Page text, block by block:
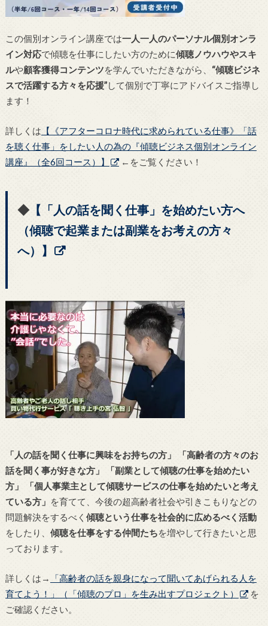
この個別オンライン講座では一人一人のパーソナル個別オンラ
イン対応で傾聴を仕事にしたい方のために傾聴ノウハウやスキ
ルや顧客獲得コンテンツを学んでいただきながら、 “傾聴ビジネ
スで活躍する方々を応援”して個別で丁寧にアドバイスご指導し
ます！
詳しくは 【《アフターコロナ時代に求められている仕事》「話
を聴く仕事」をしたい人の為の『傾聴ビジネス個別オンライン
講座』（全6回コース）】
←をご覧ください！
◆【「人の話を聞く仕事」を始めたい方へ
（傾聴で起業または副業をお考えの方々
へ）】
「人の話を聞く仕事に興味をお持ちの方」
「高齢者の方々のお
話を聞く事が好きな方」
「副業として傾聴の仕事を始めたい
方」
「個人事業主として傾聴サービスの仕事を始めたいと考え
ている方」 を育てて、今後の超高齢者社会や引きこもりなどの
問題解決をするべく 傾聴という仕事を社会的に広めるべく活動
をしたり、 傾聴を仕事をする仲間たちを増やして行きたいと思
っております。
詳しくは→
「高齢者の話を親身になって聞いてあげられる人を
育てよう！」（「傾聴のプロ」を生み出すプロジェクト）
を
ご確認ください。